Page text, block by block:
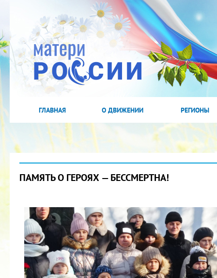
ГЛАВНАЯ О ДВИЖЕНИИ РЕГИОНЫ
ПАМЯТЬ О ГЕРОЯХ — БЕССМЕРТНА!